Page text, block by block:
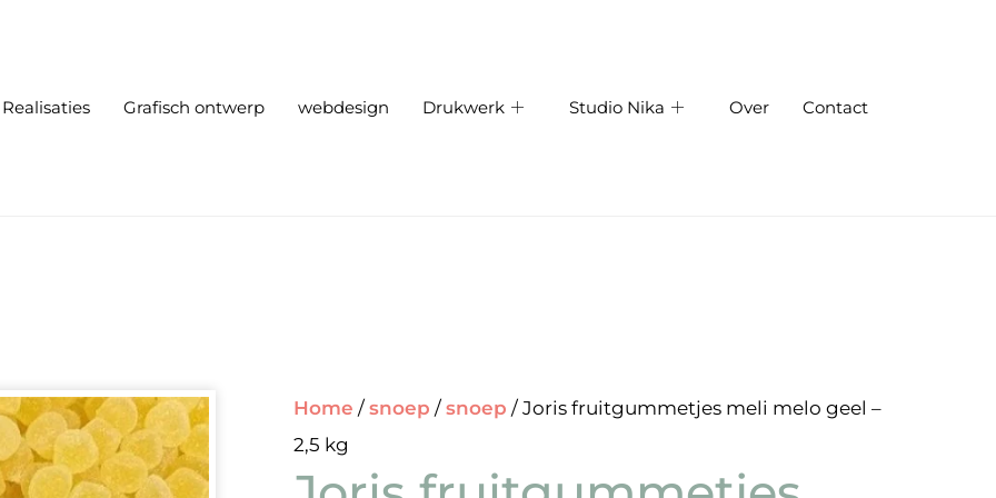
Realisaties Grafisch ontwerp webdesign Drukwerk Studio Nika Over Contact
Home / snoep / snoep / Joris fruitgummetjes meli melo geel –
2,5 kg